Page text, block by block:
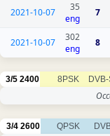
7
35
eng
2021-10-07
8
302
eng
2021-10-07
8PSK
2400
3/5
QPSK
2600
3/4